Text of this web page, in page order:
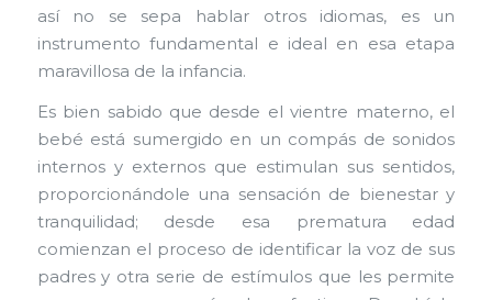
así no se sepa hablar otros idiomas, es un
instrumento fundamental e ideal en esa etapa
maravillosa de la infancia.
Es bien sabido que desde el vientre materno, el
bebé está sumergido en un compás de sonidos
internos y externos que estimulan sus sentidos,
proporcionándole una sensación de bienestar y
tranquilidad; desde esa prematura edad
comienzan el proceso de identificar la voz de sus
padres y otra serie de estímulos que les permite